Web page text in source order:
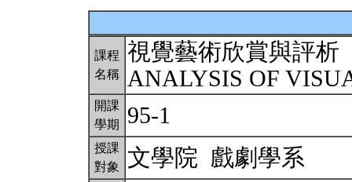
課程
名稱
視覺藝術欣賞與評析
ANALYSIS OF
開課
學期
95-1
授課
對象
文學院 戲劇學系